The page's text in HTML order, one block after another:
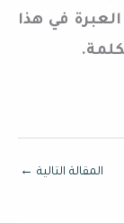
في هذا
المقالة التالية ←